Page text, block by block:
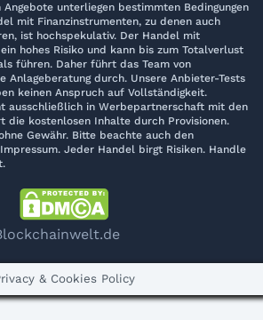
unterliegen bestimmten Bedingungen
mit Finanzinstrumenten, zu denen auch
ist hochspekulativ. Der Handel mit
hohes Risiko und kann bis zum Totalverlust
führen. Daher führt das Team von
Anlageberatung durch. Unsere Anbieter-Tests
keinen Anspruch auf Vollständigkeit.
ausschließlich in Werbepartnerschaft mit den
die kostenlosen Inhalte durch Provisionen.
Gewähr. Bitte beachte auch den
Jeder Handel birgt Risiken. Handle
& Cookies Policy